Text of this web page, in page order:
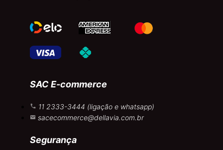
SAC E-commerce
11 2333-3444 (ligação e whatsapp)
sacecommerce@dellavia.com.br
Segurança